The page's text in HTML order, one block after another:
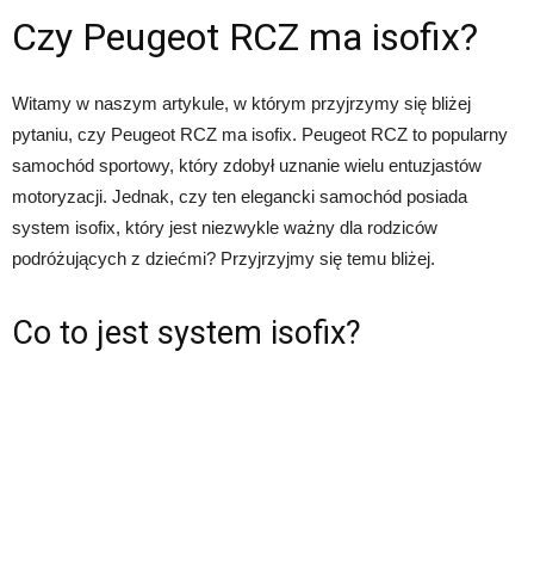
Czy Peugeot RCZ ma isofix?
Witamy w naszym artykule, w którym przyjrzymy się bliżej
pytaniu, czy Peugeot RCZ ma isofix. Peugeot RCZ to popularny
samochód sportowy, który zdobył uznanie wielu entuzjastów
motoryzacji. Jednak, czy ten elegancki samochód posiada
system isofix, który jest niezwykle ważny dla rodziców
podróżujących z dziećmi? Przyjrzyjmy się temu bliżej.
Co to jest system isofix?